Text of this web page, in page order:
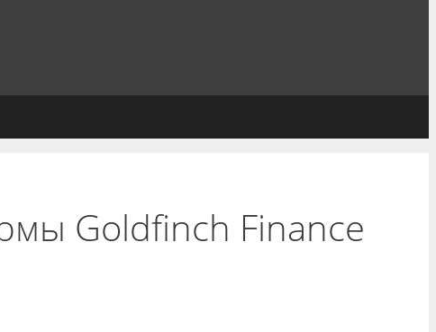
Goldfinch Finance